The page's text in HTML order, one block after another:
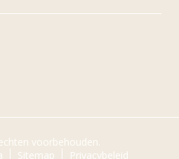
voorbehouden.
Sitemap Privacybeleid